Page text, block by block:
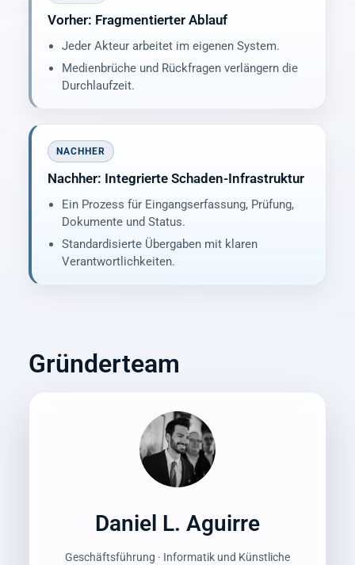
Vorher: Fragmentierter Ablauf
Jeder Akteur arbeitet im eigenen System.
Medienbrüche und Rückfragen verlängern die
Durchlaufzeit.
NACHHER
Nachher: Integrierte Schaden-Infrastruktur
Ein Prozess für Eingangserfassung, Prüfung,
Dokumente und Status.
Standardisierte Übergaben mit klaren
Verantwortlichkeiten.
Gründerteam
Daniel L. Aguirre
Geschäftsführung · Informatik und Künstliche